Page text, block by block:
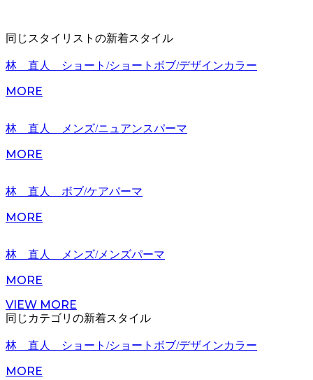
同じスタイリストの新着スタイル
林 直人 ショート/ショートボブ/デザインカラー
MORE
林 直人 メンズ/ニュアンスパーマ
MORE
林 直人 ボブ/ケアパーマ
MORE
林 直人 メンズ/メンズパーマ
MORE
VIEW MORE
同じカテゴリの新着スタイル
林 直人 ショート/ショートボブ/デザインカラー
MORE